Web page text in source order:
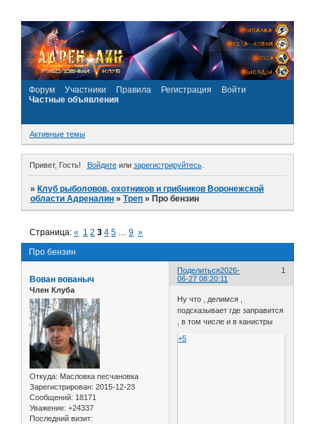
Форум Участники Правила Регистрация
Войти
Частные объявления
Активные темы
Привет, Гость! Войдитеили зарегистрируйтесь.
»Клуб рыболовов, охотников и грибников Воронежской
области Адреналин »Треп »Про бензин
Про бензин
Страница:« 1 2 3 4 5 … 9 »
Поделиться 1
2026-
06-27 08:20:11
Вован вованыч
Член Клуба
Откуда: Масловка песчановка
Зарегистрирован: 2015-12-23
Сообщений: 18171
Уважение: +24337
Последний визит:
Ну что , делимся ,
подсказывает где заправится
, в том числе и в канистры
+5